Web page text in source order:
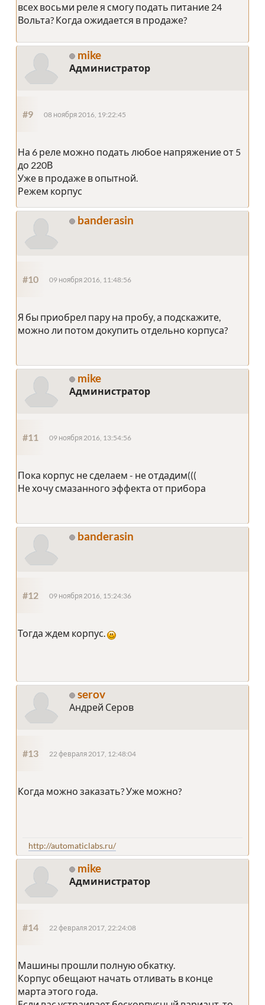
всех восьми реле я смогу подать питание 24
Вольта? Когда ожидается в продаже?
mike
Администратор
#9 08 ноября 2016, 19:22:45
На 6 реле можно подать любое напряжение от 5
до 220В
Уже в продаже в опытной.
Режем корпус
banderasin
#10 09 ноября 2016, 11:48:56
Я бы приобрел пару на пробу, а подскажите,
можно ли потом докупить отдельно корпуса?
mike
Администратор
#11 09 ноября 2016, 13:54:56
Пока корпус не сделаем - не отдадим(((
Не хочу смазанного эффекта от прибора
banderasin
#12 09 ноября 2016, 15:24:36
Тогда ждем корпус.
serov
Андрей Серов
#13 22 февраля 2017, 12:48:04
Когда можно заказать? Уже можно?
http://automaticlabs.ru/
mike
Администратор
#14 22 февраля 2017, 22:24:08
Машины прошли полную обкатку.
Корпус обещают начать отливать в конце
марта этого года.